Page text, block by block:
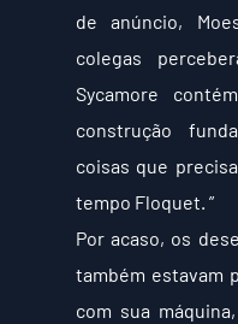
de anúncio,
colegas
Sycamore
construção
coisas que
tempo Floquet. ”
Por acaso, os
também estavam
com sua